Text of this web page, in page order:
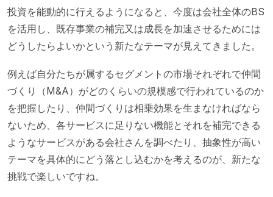
投資を能動的に行えるようになると、今度は会社全体のBS
を活用し、既存事業の補完又は成長を加速させるためには
どうしたらよいかという新たなテーマが見えてきました。
例えば自分たちが属するセグメントの市場それぞれで仲間
づくり（M&A）がどのくらいの規模感で行われているのか
を把握したり、仲間づくりは相乗効果を生まなければなら
ないため、各サービスに足りない機能とそれを補完できる
ようなサービスがある会社さんを調べたり、抽象性が高い
テーマを具体的にどう落とし込むかを考えるのが、新たな
挑戦で楽しいですね。